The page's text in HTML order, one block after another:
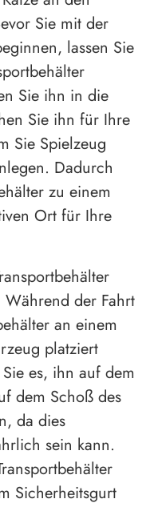
Sie mit der
lassen Sie
Sie ihn in die
Sie ihn für Ihre
Sie Spielzeug
Dadurch
zu einem
Ort für Ihre
der Fahrt
an einem
platziert
es, ihn auf dem
dem Schoß des
da dies
sein kann.
Sicherheitsgurt